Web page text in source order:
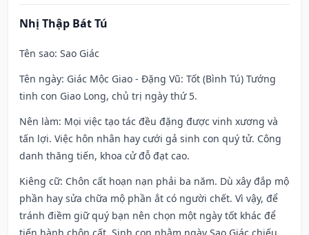
Nhị Thập Bát Tú
Tên sao: Sao Giác
Tên ngày: Giác Mộc Giao - Đặng Vũ: Tốt (Bình Tú) Tướng
tinh con Giao Long, chủ trị ngày thứ 5.
Nên làm: Mọi việc tạo tác đều đặng được vinh xương và
tấn lợi. Việc hôn nhân hay cưới gả sinh con quý tử. Công
danh thăng tiến, khoa cử đỗ đạt cao.
Kiêng cữ: Chôn cất hoạn nạn phải ba năm. Dù xây đắp mộ
phần hay sửa chữa mộ phần ắt có người chết. Vì vậy, để
tránh điềm giữ quý bạn nên chọn một ngày tốt khác để